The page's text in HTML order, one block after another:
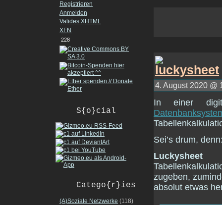
Registrieren
Anmelden
Valides XHTML
XFN
228
S{o}cial
Catego{r}ies
(A)Soziale Netzwerke (118)
4. August 2020 @
In einer
Sei’s drum,
Luckysheet
zugeben,
absolut etwas